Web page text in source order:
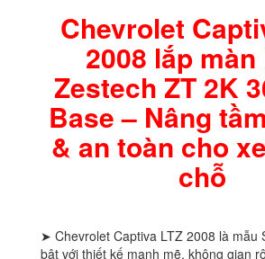
Chevrolet
2008 lắp
Zestech ZT 2K
Base – Nâng
& an toàn cho
chỗ
➤ Chevrolet Captiva LTZ 2008 là mẫu
bật với thiết kế mạnh mẽ, không gian